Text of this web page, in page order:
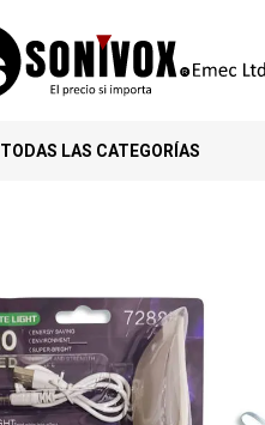
TODAS LAS CATEGORÍAS